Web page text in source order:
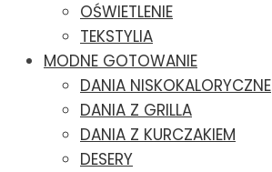
OŚWIETLENIE
TEKSTYLIA
MODNE GOTOWANIE
DANIA NISKOKALORYCZNE
DANIA Z GRILLA
DANIA Z KURCZAKIEM
DESERY